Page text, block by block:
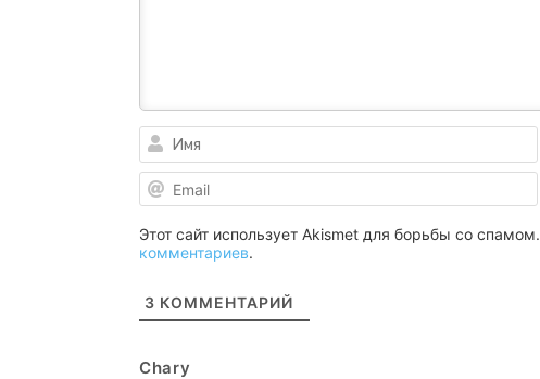
Этот сайт использует Akismet для борьбы со спамом.
комментариев.
3 КОММЕНТАРИЙ
Chary